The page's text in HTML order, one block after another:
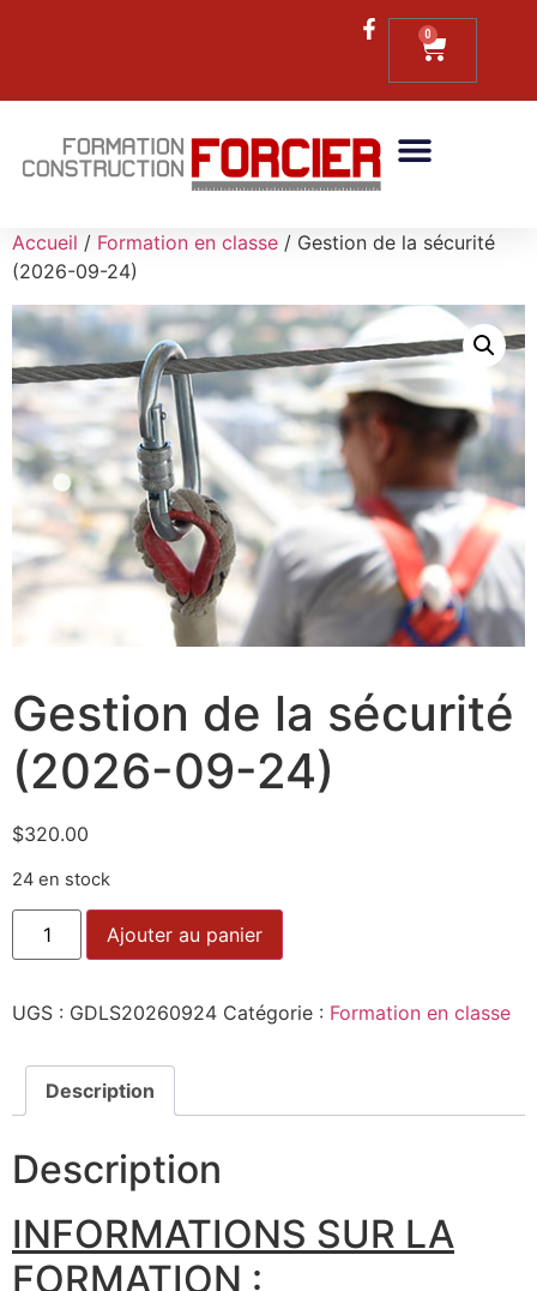
0
Accueil / Formation en classe / Gestion de la sécurité
(2026-09-24)
Gestion de la sécurité
(2026-09-24)
$320.00
24 en stock
Ajouter au panier
UGS : GDLS20260924 Catégorie : Formation en classe
Description
Description
INFORMATIONS SUR LA
FORMATION :